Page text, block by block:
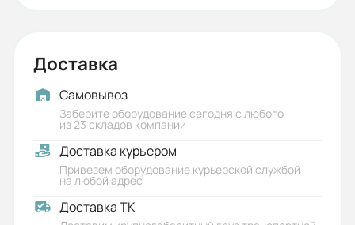
Доставка
Самовывоз
Заберите оборудование сегодня с любого
из 23 складов компании
Доставка курьером
Привезем оборудование курьерской службой
на любой адрес
Доставка ТК